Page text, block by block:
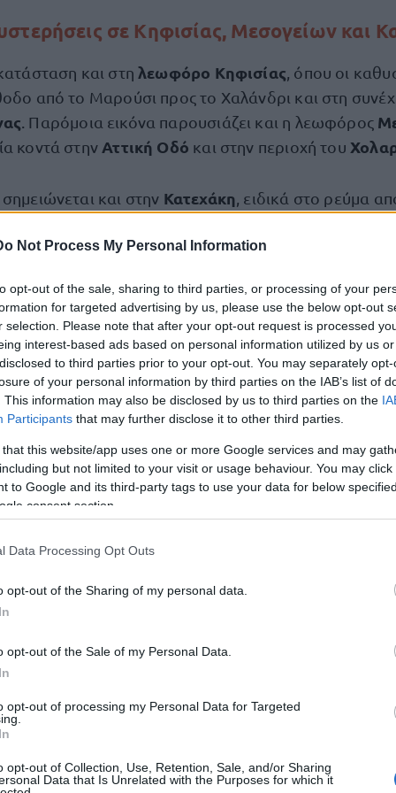
Not Process My Personal Information
opt-out of the sale, sharing to third parties, or processing of your
for targeted advertising by us, please use the below opt-out
selection. Please note that after your opt-out request is processed
interest-based ads based on personal information utilized by us
to third parties prior to your opt-out. You may separately
of your personal information by third parties on the IAB’s list of
This information may also be disclosed by us to third parties on the
Participants that may further disclose it to other third parties.
that this website/app uses one or more Google services and may
but not limited to your visit or usage behaviour. You may
to Google and its third-party tags to use your data for below
consent section.
Data Processing Opt Outs
opt-out of the Sharing of my personal data.
opt-out of the Sale of my Personal Data.
opt-out of processing my Personal Data for Targeted
opt-out of Collection, Use, Retention, Sale, and/or Sharing
Data that Is Unrelated with the Purposes for which it
σε Κηφισίας, Μεσογείων και
και στηλεωφόρο Κηφισίας , όπου οι
από το Μαρούσι προς το Χαλάνδρι και στη
. Παρόμοια εικόνα παρουσιάζει και η λεωφόρος
κοντά στην Αττική Οδό και στην περιοχή του
και στην Κατεχάκη , ειδικά στο ρεύμα
ρεύμα προς το κέντρο της Αθήνας.
οι οδηγοί και στην παραλιακή λεωφόρο,
έως τον Πειραιά, αλλά και στους δρόμους γύρω από
στις εισόδους και εξόδους των
και στην Αττική Οδό
παρουσιάζει και ηΑττική Οδός, με
οι οδηγοί αντιμετωπίζουν καθυστερήσεις5
αλλά και στο τμήμα από την Πλακεντίας έως την
10΄στην έξοδο για Λαμία,
10΄ από Πλακεντίας έως Κηφισίας,
Καθυστερήσεις προς Αεροδρόμιο:
20΄ από Μεταμόρφωση έως Κηφισίας,
15΄στην έξοδο για Λαμία.
t.co/hZsQ3QFyS4